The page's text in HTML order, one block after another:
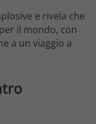
e rivela che
il mondo, con
a un viaggio a